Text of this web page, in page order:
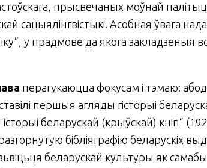
прысвечаных моўнай
сацыялінгвістыкі. Асобная ўвага
у прадмове да якога закладзеныя
перагукаюцца фокусам і тэмаю:
першыя агляды гісторыі
беларускай (крыўскай) кнігі“
бібліяграфію беларускіх
беларускай культуры як